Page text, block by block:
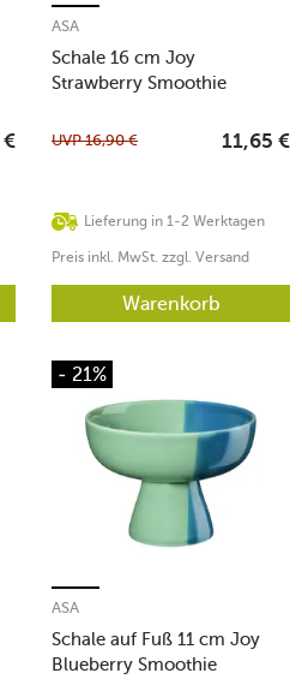
€
Schale 16 cm Joy
Strawberry Smoothie
ASA
Lieferung in 1-2 Werktagen
UVP16,90 € 11,65 €
Preis inkl. MwSt. zzgl. Versand
Warenkorb
- 21%
Schale auf Fuß 11 cm Joy
Blueberry Smoothie
ASA